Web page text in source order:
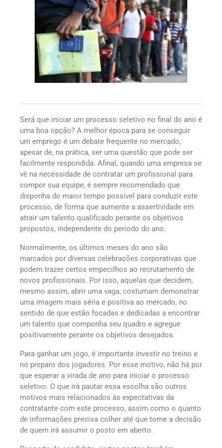
Será que iniciar um processo seletivo no final do ano é
uma boa opção? A melhor época para se conseguir
um emprego é um debate frequente no mercado,
apesar de, na prática, ser uma questão que pode ser
facilmente respondida. Afinal, quando uma empresa se
vê na necessidade de contratar um profissional para
compor sua equipe, é sempre recomendado que
disponha do maior tempo possível para conduzir este
processo, de forma que aumente a assertividade em
atrair um talento qualificado perante os objetivos
propostos, independente do período do ano.
Normalmente, os últimos meses do ano são
marcados por diversas celebrações corporativas que
podem trazer certos empecilhos ao recrutamento de
novos profissionais. Por isso, aquelas que decidem,
mesmo assim, abrir uma vaga, costumam demonstrar
uma imagem mais séria e positiva ao mercado, no
sentido de que estão focadas e dedicadas a encontrar
um talento que componha seu quadro e agregue
positivamente perante os objetivos desejados.
Para ganhar um jogo, é importante investir no treino e
no preparo dos jogadores. Por esse motivo, não há por
que esperar a virada de ano para iniciar o processo
seletivo. O que irá pautar essa escolha são outros
motivos mais relacionados às expectativas da
contratante com este processo, assim como o quanto
de informações precisa colher até que tome a decisão
de quem irá assumir o posto em aberto.